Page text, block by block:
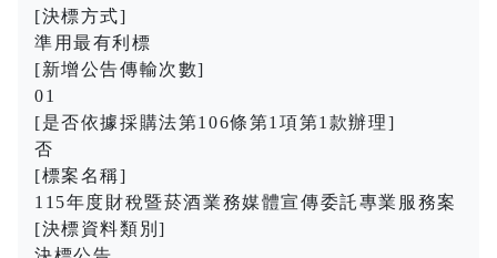
[決標方式]
準用最有利標
[新增公告傳輸次數]
01
[是否依據採購法第106條第1項第1款辦理]
否
[標案名稱]
115年度財稅暨菸酒業務媒體宣傳委託專業服務案
[決標資料類別]